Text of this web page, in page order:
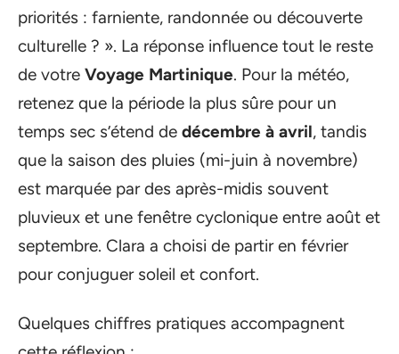
priorités : farniente, randonnée ou découverte
culturelle ? ». La réponse influence tout le reste
de votre Voyage Martinique. Pour la météo,
retenez que la période la plus sûre pour un
temps sec s’étend de décembre à avril, tandis
que la saison des pluies (mi-juin à novembre)
est marquée par des après-midis souvent
pluvieux et une fenêtre cyclonique entre août et
septembre. Clara a choisi de partir en février
pour conjuguer soleil et confort.
Quelques chiffres pratiques accompagnent